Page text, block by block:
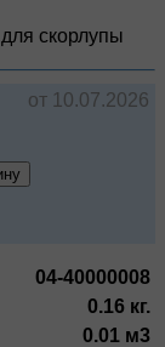
скорлупы
от 10.07.2026
04-40000008
0.16 кг.
0.01 м3